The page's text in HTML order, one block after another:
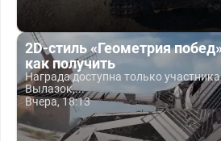
2D-стиль «Геометрия
как получить
Награда доступна только
Вылазок,...
Вчера, 18:13